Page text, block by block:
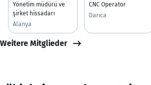
Yönetim müdürü ve
şirket hissadarı
Alanya
CNC Operator
Darıca
Weitere Mitglieder